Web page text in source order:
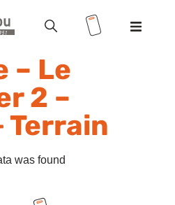
– Le
2 –
Terrain
was found